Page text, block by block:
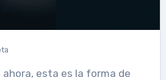
ahora, esta es la forma de